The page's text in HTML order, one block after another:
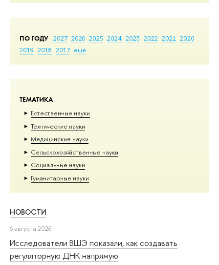
ПО ГОДУ 2027 2026 2025 2024 2023 2022 2021 2020
2019 2018 2017 еще
ТЕМАТИКА
Естественные науки
Тех­ничес­кие науки
Медицинские науки
Сельскохозяйственные науки
Социальные науки
Гуманитарные науки
НОВОСТИ
6 августа 2026
Исследователи ВШЭ показали, как создавать
регуляторную ДНК напрямую